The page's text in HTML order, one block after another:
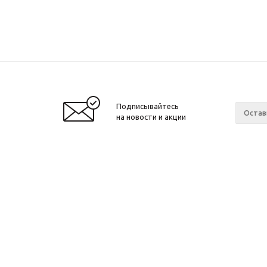
Подписывайтесь
на новости и акции